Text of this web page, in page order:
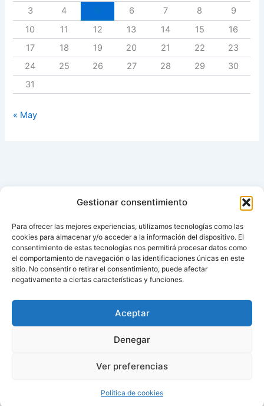
Gestionar consentimiento
Para ofrecer las mejores experiencias, utilizamos tecnologías como las
cookies para almacenar y/o acceder a la información del dispositivo. El
consentimiento de estas tecnologías nos permitirá procesar datos como
el comportamiento de navegación o las identificaciones únicas en este
sitio. No consentir o retirar el consentimiento, puede afectar
negativamente a ciertas características y funciones.
Aceptar
Denegar
Ver preferencias
Política de cookies
3
4 6 7 8
9
10
11 12 13 14 15
16
17
18 19 20 21 22
23
24
25 26 27 28 29
30
31
« May
Contacto